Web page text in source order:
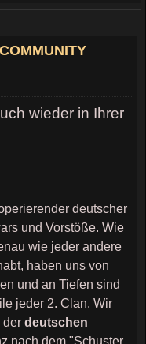
wieder in Ihrer
deutscher
und Vorstöße. Wie
wie jeder andere
haben uns von
und an Tiefen sind
jeder 2. Clan. Wir
der deutschen
nach dem "Schuster,